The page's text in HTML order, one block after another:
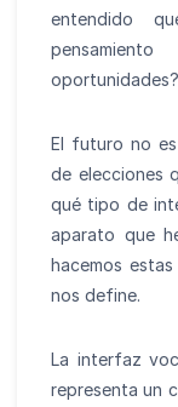
entendido
oportunidades?
El futuro no
de elecciones
qué tipo de
aparato que
hacemos
nos define.
La interfaz
representa un